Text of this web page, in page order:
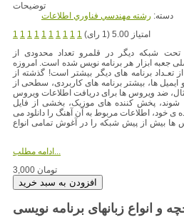
توضیحات
دسته: رشته مهندسي فناوري اطلاعات
1 1 1 1 1 1 1 1 1 1
امتیاز 5.00 (1 رای)
شبکه دیگر در قلمرو تعداد محدودی از
جعبه ابزار هر برنامه نویس شده است. امروزه
تعـداد برنامه های دیگر بیشتر است! گذشته از
ها، بیشتر برنامه های کاربردی، سطحی از
ضد ویروس ها برای دریافت اطلاعات ویروس
پخش کننده های موزیک، بخشی از فایل
ی خود، اطلاعات مربوط به آن آهنگ را دانلود می
بیش از پیش شبکه را در آغوش تمامی انواع
ادامه مطلب...
3,000 تومان
و انواع زبانهای برنامه نویسی